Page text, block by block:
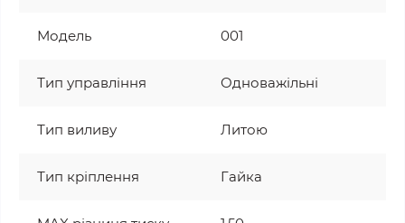
Модель 001
Тип управління Одноважільні
Тип виливу Литою
Тип кріплення Гайка